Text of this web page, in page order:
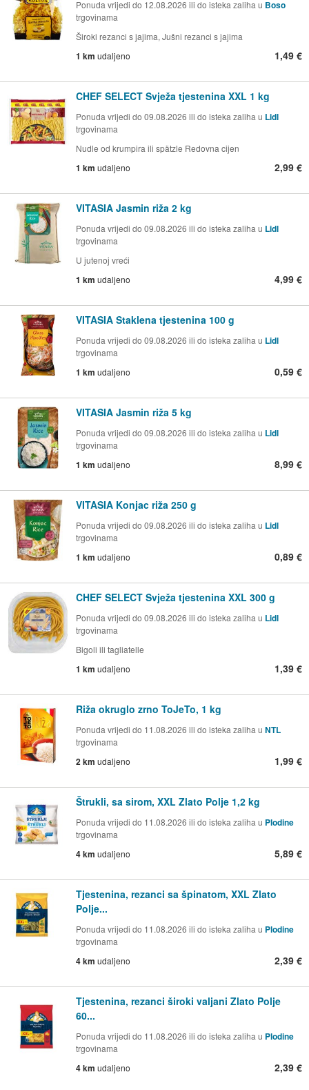
Ponuda vrijedi do 12.08.2026 ili do isteka zaliha u Boso
trgovinama
Široki rezanci s jajima, Jušni rezanci s jajima
1 km udaljeno 1,49 €
CHEF SELECT Svježa tjestenina XXL 1 kg
Ponuda vrijedi do 09.08.2026 ili do isteka zaliha u Lidl
trgovinama
Nudle od krumpira ili spätzle Redovna cijen
1 km udaljeno 2,99 €
VITASIA Jasmin riža 2 kg
Ponuda vrijedi do 09.08.2026 ili do isteka zaliha u Lidl
trgovinama
U jutenoj vreći
1 km udaljeno 4,99 €
VITASIA Staklena tjestenina 100 g
Ponuda vrijedi do 09.08.2026 ili do isteka zaliha u Lidl
trgovinama
1 km udaljeno 0,59 €
VITASIA Jasmin riža 5 kg
Ponuda vrijedi do 09.08.2026 ili do isteka zaliha u Lidl
trgovinama
1 km udaljeno 8,99 €
VITASIA Konjac riža 250 g
Ponuda vrijedi do 09.08.2026 ili do isteka zaliha u Lidl
trgovinama
1 km udaljeno 0,89 €
CHEF SELECT Svježa tjestenina XXL 300 g
Ponuda vrijedi do 09.08.2026 ili do isteka zaliha u Lidl
trgovinama
Bigoli ili tagliatelle
1 km udaljeno 1,39 €
Riža okruglo zrno ToJeTo, 1 kg
Ponuda vrijedi do 11.08.2026 ili do isteka zaliha u NTL
trgovinama
2 km udaljeno 1,99 €
Štrukli, sa sirom, XXL Zlato Polje 1,2 kg
Ponuda vrijedi do 11.08.2026 ili do isteka zaliha u Plodine
trgovinama
4 km udaljeno 5,89 €
Tjestenina, rezanci sa špinatom, XXL Zlato
Polje...
Ponuda vrijedi do 11.08.2026 ili do isteka zaliha u Plodine
trgovinama
4 km udaljeno 2,39 €
Tjestenina, rezanci široki valjani Zlato Polje
60...
Ponuda vrijedi do 11.08.2026 ili do isteka zaliha u Plodine
trgovinama
4 km udaljeno 2,39 €